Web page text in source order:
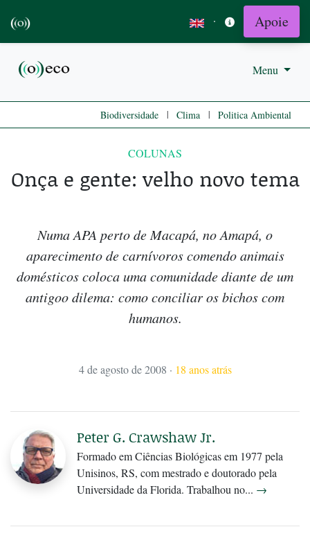
· Apoie
Menu
Biodiversidade | Clima | Politica Ambiental
COLUNAS
Onça e gente: velho novo tema
Numa APA perto de Macapá, no Amapá, o
aparecimento de carnívoros comendo animais
domésticos coloca uma comunidade diante de um
antigoo dilema: como conciliar os bichos com
humanos.
4 de agosto de 2008 · 18 anos atrás
Peter G. Crawshaw Jr.
Formado em Ciências Biológicas em 1977 pela
Unisinos, RS, com mestrado e doutorado pela
Universidade da Florida. Trabalhou no... →